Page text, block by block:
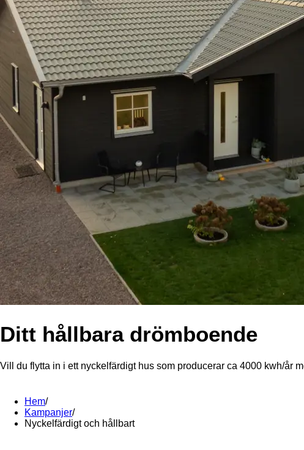
Ditt hållbara drömboende
Vill du flytta in i ett nyckelfärdigt hus som producerar ca 4000 kwh/år
Hem/
Kampanjer/
Nyckelfärdigt och hållbart